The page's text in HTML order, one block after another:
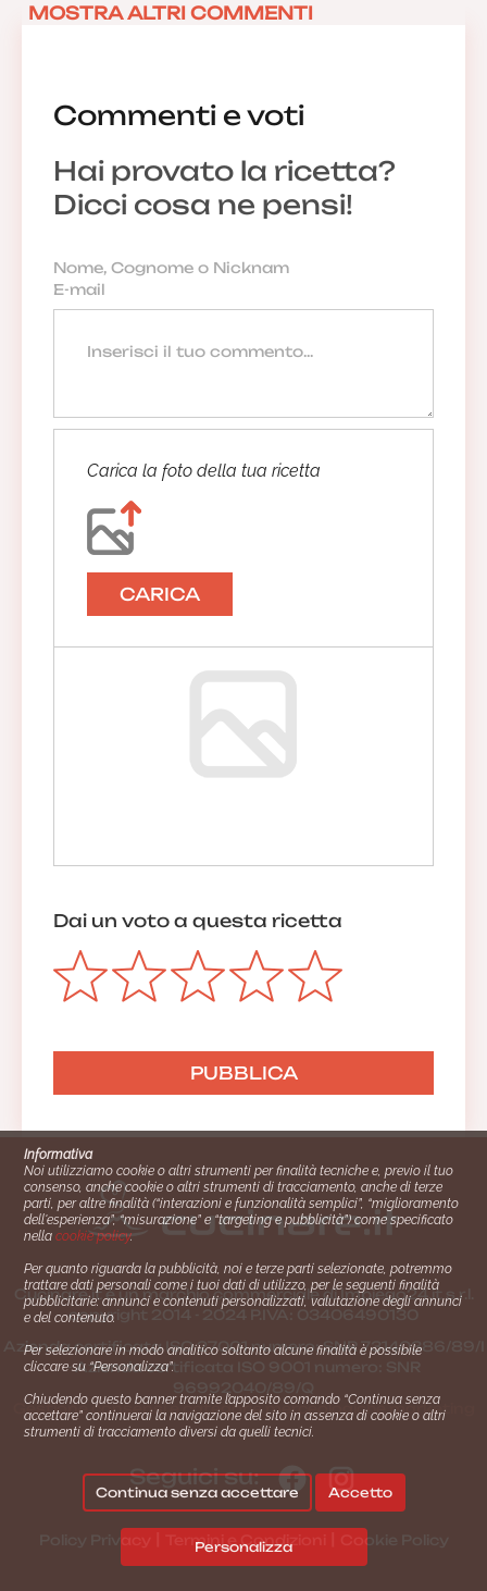
Commenti e voti
Hai provato la ricetta?
Dicci cosa ne pensi!
Carica la foto della tua ricetta
CARICA
Dai un voto a questa ricetta
MOSTRA ALTRI COMMENTI
Cucinare.it è un marchio commerciale di Impiego24.it s.r.l.
copyright 2014 - 2024 P.IVA: 03406490130
Azienda certiﬁcata ISO 27001 numero: SNR 73140386/89/I
- Azienda certiﬁcata ISO 9001 numero: SNR
Gestione consensi e categorie merceologiche marketing
Seguici su:
Termini e Condizioni
Informativa
Noi utilizziamo cookie o altri strumenti per finalità tecniche e, previo il tuo
consenso, anche cookie o altri strumenti di tracciamento, anche di terze
parti, per altre finalità (“interazioni e funzionalità semplici”, “miglioramento
dell'esperienza”, “misurazione” e “targeting e pubblicità”) come specificato
nellacookie policy.
Per quanto riguarda la pubblicità, noi e terze parti selezionate, potremmo
trattare dati personali come i tuoi dati di utilizzo, per le seguenti finalità
pubblicitarie: annunci e contenuti personalizzati, valutazione degli annunci
e del contenuto.
Per selezionare in modo analitico soltanto alcune finalità è possibile
cliccare su “Personalizza”.
Chiudendo questo banner tramite l’apposito comando “Continua senza
accettare” continuerai la navigazione del sito in assenza di cookie o altri
strumenti di tracciamento diversi da quelli tecnici.
Personalizza
Continua senza accettare Accetto